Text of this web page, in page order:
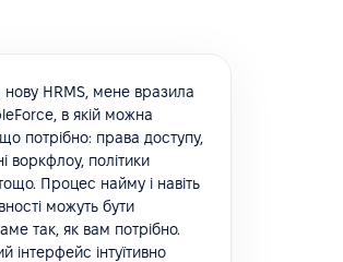
HRMS, мене вразила
в якій можна
потрібно: права доступу,
воркфлоу, політики
Процес найму і навіть
можуть бути
так, як вам потрібно.
інтерфейс інтуїтивно